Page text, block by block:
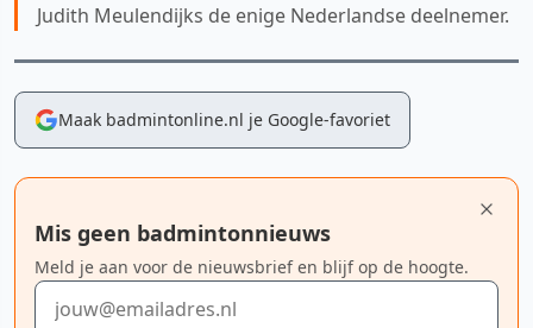
Judith Meulendijks de enige Nederlandse deelnemer.
Maak badmintonline.nl je Google-favoriet
Mis geen badmintonnieuws
Meld je aan voor de nieuwsbrief en blijf op de hoogte.
E-mailadres